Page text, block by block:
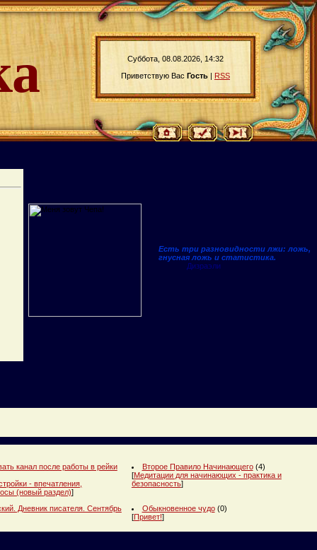
Суббота, 08.08.2026, 14:32
Приветствую Вас Гость | RSS
Есть три разновидности лжи: ложь,
гнусная ложь и статистика.
Дизраэли
канал после работы в рейки
- впечатления,
(новый раздел)]
Второе Правило Начинающего (4)
[Медитации для начинающих - практика и
безопасность]
Дневник писателя. Сентябрь
Обыкновенное чудо (0)
[Привет!]